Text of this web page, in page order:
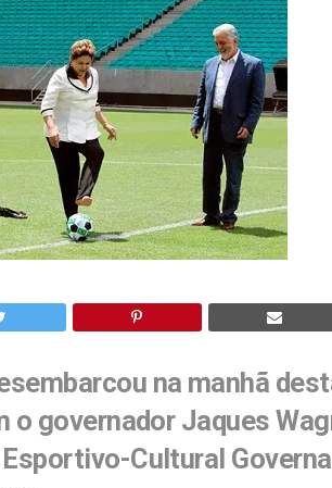
na manhã
o governador Jaques
Cultural